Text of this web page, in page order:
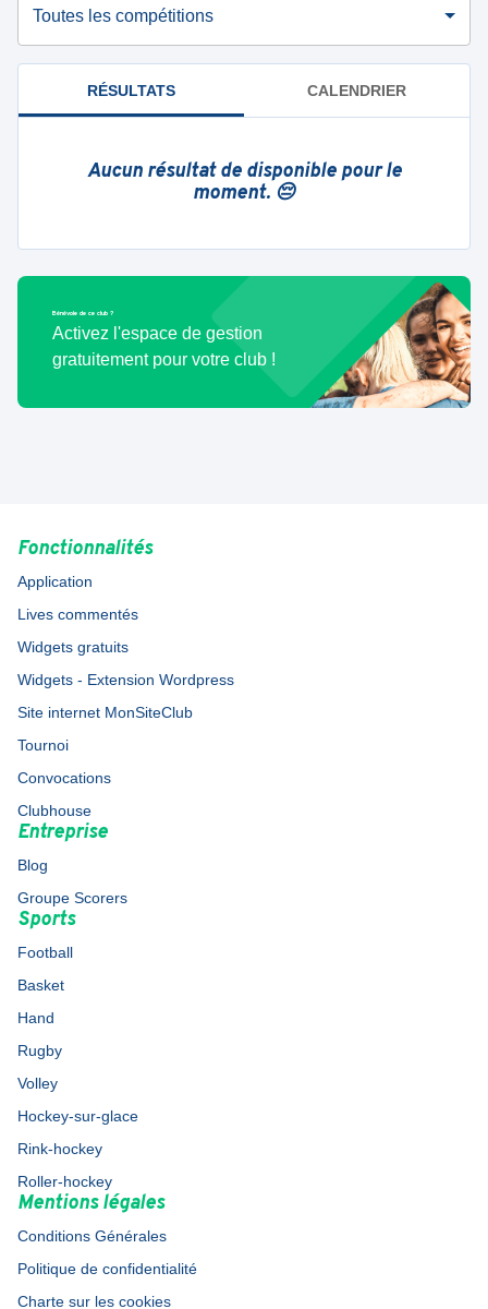
Toutes les compétitions
RÉSULTATS CALENDRIER
Aucun résultat de disponible pour le
moment. 😔
Bénévole de ce club ?
Activez l'espace de gestion
gratuitement pour votre club !
Fonctionnalités
Application
Lives commentés
Widgets gratuits
Widgets - Extension Wordpress
Site internet MonSiteClub
Tournoi
Convocations
Clubhouse
Entreprise
Blog
Groupe Scorers
Sports
Football
Basket
Hand
Rugby
Volley
Hockey-sur-glace
Rink-hockey
Roller-hockey
Mentions légales
Conditions Générales
Politique de confidentialité
Charte sur les cookies